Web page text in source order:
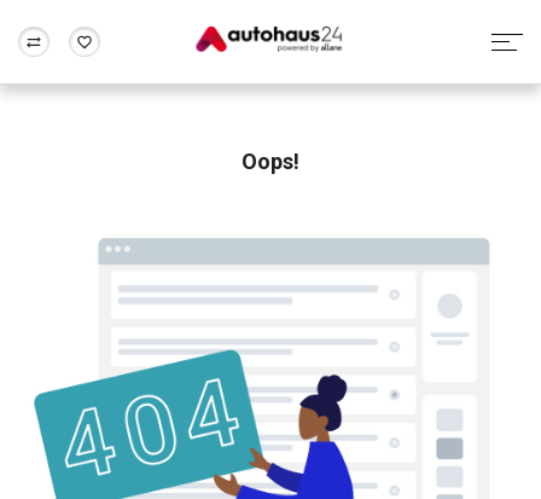
Rund um die Inzahlungnahme
Oops!